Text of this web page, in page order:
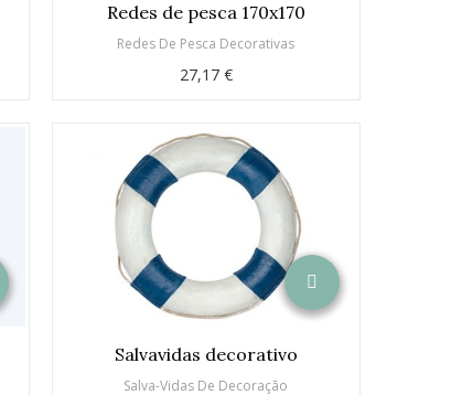
Redes de pesca 170x170
Redes De Pesca Decorativas
27,17 €
Salvavidas decorativo
Salva-Vidas De Decoração